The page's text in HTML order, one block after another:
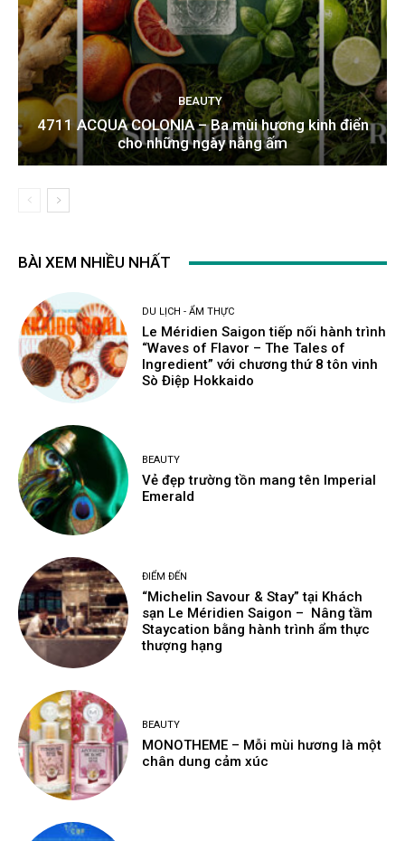
BEAUTY
4711 ACQUA COLONIA – Ba mùi hương kinh điển
cho những ngày nắng ấm
BÀI XEM NHIỀU NHẤT
DU LỊCH - ẨM THỰC
Le Méridien Saigon tiếp nối hành trình
“Waves of Flavor – The Tales of
Ingredient” với chương thứ 8 tôn vinh
Sò Điệp Hokkaido
BEAUTY
Vẻ đẹp trường tồn mang tên Imperial
Emerald
ĐIỂM ĐẾN
“Michelin Savour & Stay” tại Khách
sạn Le Méridien Saigon – Nâng tầm
Staycation bằng hành trình ẩm thực
thượng hạng
BEAUTY
MONOTHEME – Mỗi mùi hương là một
chân dung cảm xúc